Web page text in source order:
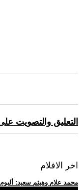
التعليق والتصويت
اخر الافلام
.. محمد علام وهيثم سعيد: